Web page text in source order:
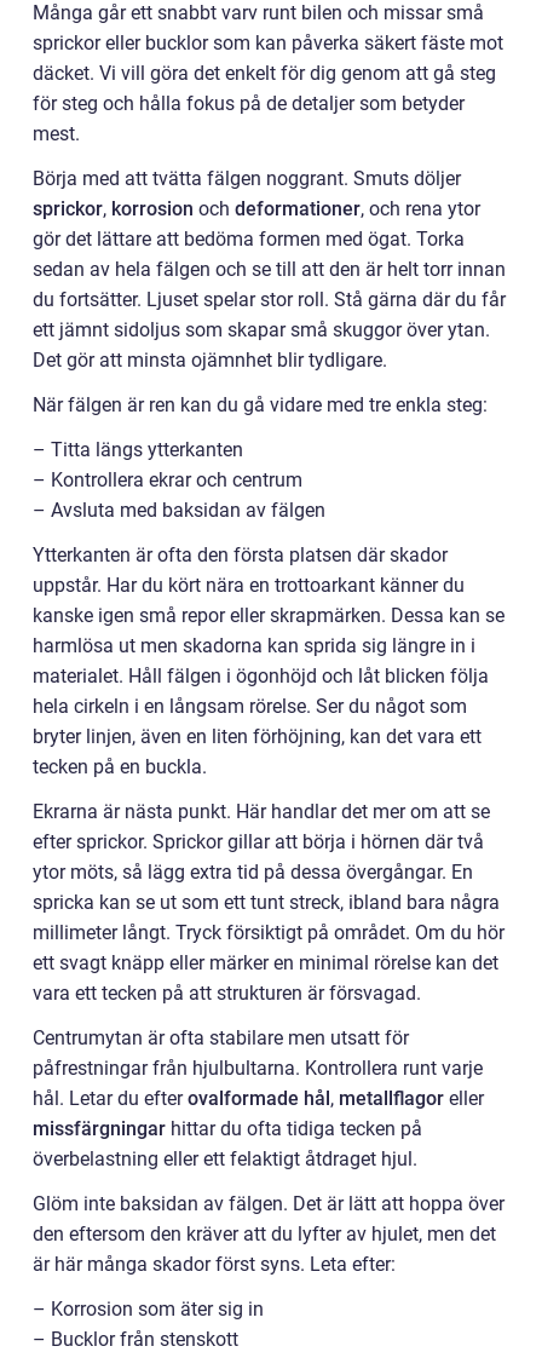
Många går ett snabbt varv runt bilen och missar små
sprickor eller bucklor som kan påverka säkert fäste mot
däcket. Vi vill göra det enkelt för dig genom att gå steg
för steg och hålla fokus på de detaljer som betyder
mest.
Börja med att tvätta fälgen noggrant. Smuts döljer
sprickor, korrosion och deformationer, och rena ytor
gör det lättare att bedöma formen med ögat. Torka
sedan av hela fälgen och se till att den är helt torr innan
du fortsätter. Ljuset spelar stor roll. Stå gärna där du får
ett jämnt sidoljus som skapar små skuggor över ytan.
Det gör att minsta ojämnhet blir tydligare.
När fälgen är ren kan du gå vidare med tre enkla steg:
– Titta längs ytterkanten
– Kontrollera ekrar och centrum
– Avsluta med baksidan av fälgen
Ytterkanten är ofta den första platsen där skador
uppstår. Har du kört nära en trottoarkant känner du
kanske igen små repor eller skrapmärken. Dessa kan se
harmlösa ut men skadorna kan sprida sig längre in i
materialet. Håll fälgen i ögonhöjd och låt blicken följa
hela cirkeln i en långsam rörelse. Ser du något som
bryter linjen, även en liten förhöjning, kan det vara ett
tecken på en buckla.
Ekrarna är nästa punkt. Här handlar det mer om att se
efter sprickor. Sprickor gillar att börja i hörnen där två
ytor möts, så lägg extra tid på dessa övergångar. En
spricka kan se ut som ett tunt streck, ibland bara några
millimeter långt. Tryck försiktigt på området. Om du hör
ett svagt knäpp eller märker en minimal rörelse kan det
vara ett tecken på att strukturen är försvagad.
Centrumytan är ofta stabilare men utsatt för
påfrestningar från hjulbultarna. Kontrollera runt varje
hål. Letar du efterovalformade hål, metallflagor eller
missfärgningar hittar du ofta tidiga tecken på
överbelastning eller ett felaktigt åtdraget hjul.
Glöm inte baksidan av fälgen. Det är lätt att hoppa över
den eftersom den kräver att du lyfter av hjulet, men det
är här många skador först syns. Leta efter:
– Korrosion som äter sig in
– Bucklor från stenskott